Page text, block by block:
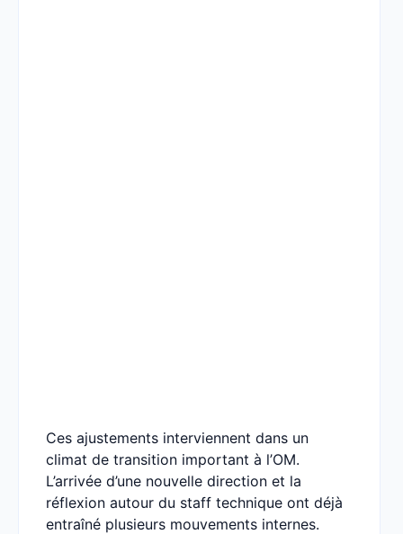
Ces ajustements interviennent dans un
climat de transition important à l’OM.
L’arrivée d’une nouvelle direction et la
réflexion autour du staff technique ont déjà
entraîné plusieurs mouvements internes.